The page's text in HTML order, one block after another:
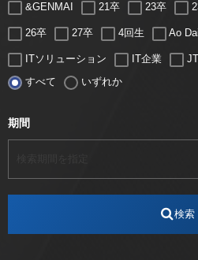
&GENMAI 21卒 23卒
26卒 27卒 4回生 Ao Dai
ITソリューション IT企業
LUGZ ENTERTAINMENT
アート アイスダンス選手 ア
エス
すべて いずれか
期間
検索